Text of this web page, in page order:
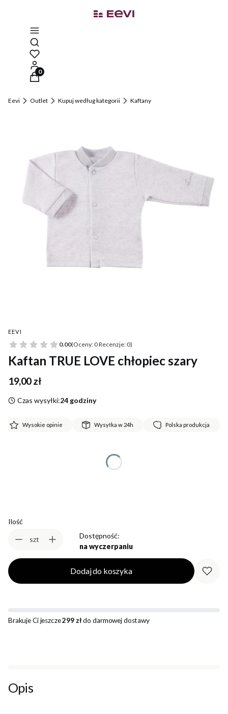
Otwórz wyszukiwarkę
Produkty w koszyku: 0. Zobacz szczegóły
Eevi Outlet Kupuj według kategorii Kaftany
EEVI
0.00(Oceny: 0 Recenzje: 0)
Kaftan TRUE LOVE chłopiec szary
Cena
19,00 zł
Czas wysyłki:24 godziny
Wysokie opinie Wysyłka w 24h Polska produkcja
Ilość
szt
Dostępność:
na wyczerpaniu
Dodaj do koszyka
Brakuje Ci jeszcze299 złdo darmowej dostawy
Opis